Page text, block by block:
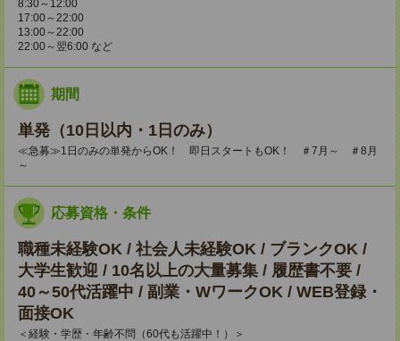
8:30～12:00
17:00～22:00
13:00～22:00
22:00～翌6:00 など
期間
単発（10日以内・1日のみ）
≪急募≫1日のみの単発からOK！ 即日スタートもOK！ ＃7月～ ＃8月
～
応募資格・条件
職種未経験OK / 社会人未経験OK / ブランクOK /
大学生歓迎 / 10名以上の大量募集 / 履歴書不要 /
40～50代活躍中 / 副業・WワークOK / WEB登録・
面接OK
＜経験・学歴・年齢不問（60代も活躍中！）＞